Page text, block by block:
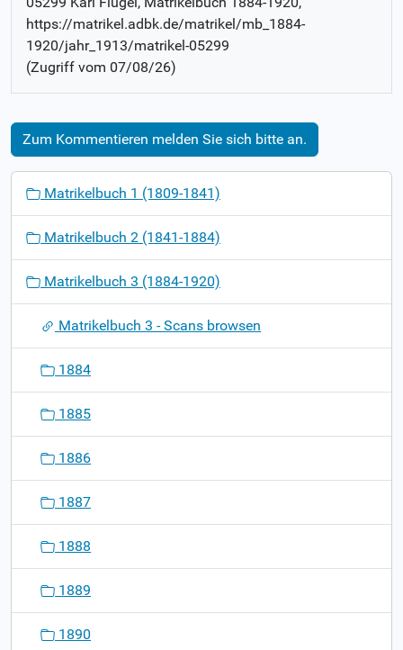
https://matrikel.adbk.de/matrikel/mb_1884-
1920/jahr_1913/matrikel-05299
(Zugriff vom 07/08/26)
Zum Kommentieren melden Sie sich bitte an.
o
Matrikelbuch 1 (1809-1841)
Matrikelbuch 2 (1841-1884)
Matrikelbuch 3 (1884-1920)
Matrikelbuch 3 - Scans browsen
1884
1885
1886
1887
1888
1889
1890